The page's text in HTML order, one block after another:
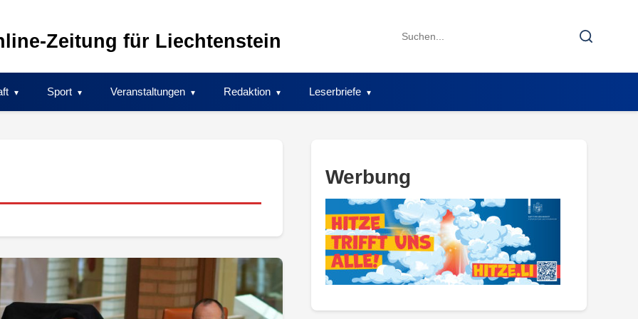
Zeitung für Liechtenstein
Search
Search
Sport Veranstaltungen Redaktion Leserbriefe
Werbung